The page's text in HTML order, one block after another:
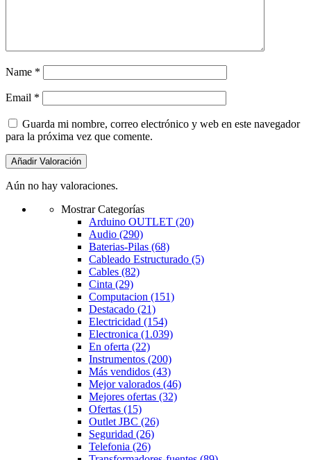
Name *
Email *
Guarda mi nombre, correo electrónico y web en este navegador
para la próxima vez que comente.
Aún no hay valoraciones.
Mostrar Categorías
Arduino OUTLET (20)
Audio (290)
Baterias-Pilas (68)
Cableado Estructurado (5)
Cables (82)
Cinta (29)
Computacion (151)
Destacado (21)
Electricidad (154)
Electronica (1.039)
En oferta (22)
Instrumentos (200)
Más vendidos (43)
Mejor valorados (46)
Mejores ofertas (32)
Ofertas (15)
Outlet JBC (26)
Seguridad (26)
Telefonia (26)